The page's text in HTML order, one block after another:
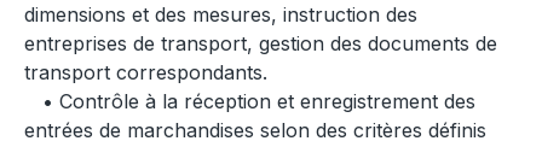
dimensions et des mesures, instruction des
entreprises de transport, gestion des documents de
transport correspondants.
• Contrôle à la réception et enregistrement des
entrées de marchandises selon des critères définis